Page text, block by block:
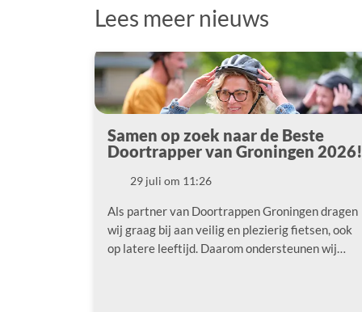
Lees meer nieuws
Samen op zoek naar de Beste
Doortrapper van Groningen 2026!
Datum
29 juli om 11:26
Als partner van Doortrappen Groningen dragen
wij graag bij aan veilig en plezierig fietsen, ook
op latere leeftijd. Daarom ondersteunen wij…